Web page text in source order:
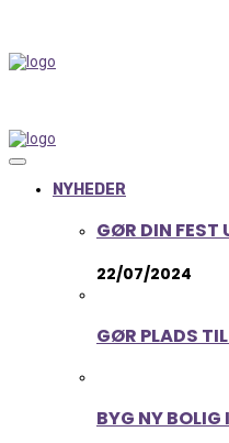
NYHEDER
GØR DIN FEST
22/07/2024
GØR PLADS
BYG NY BOLIG